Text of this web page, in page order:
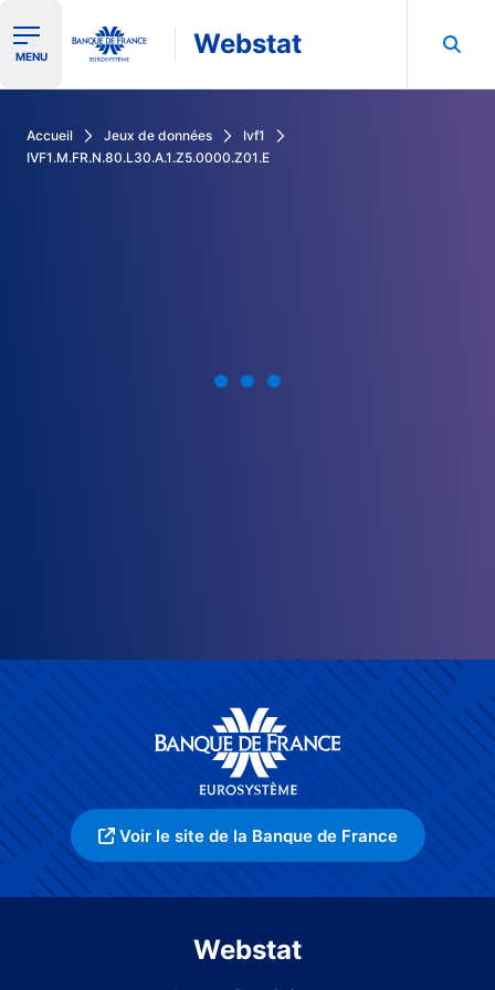
Ouvrir le menu de navigation
MENU Webstat
Accueil Jeux de données
Ivf1
IVF1.M.FR.N.80.L30.A.1.Z5.0000.Z01.E
Voir le site de la Banque de France
Webstat